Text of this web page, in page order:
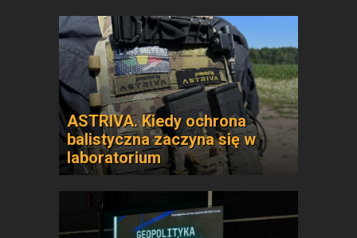
ASTRIVA. Kiedy ochrona
balistyczna zaczyna się w
laboratorium